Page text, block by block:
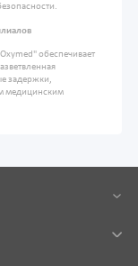
обеспечивает
задержки,
медицинским